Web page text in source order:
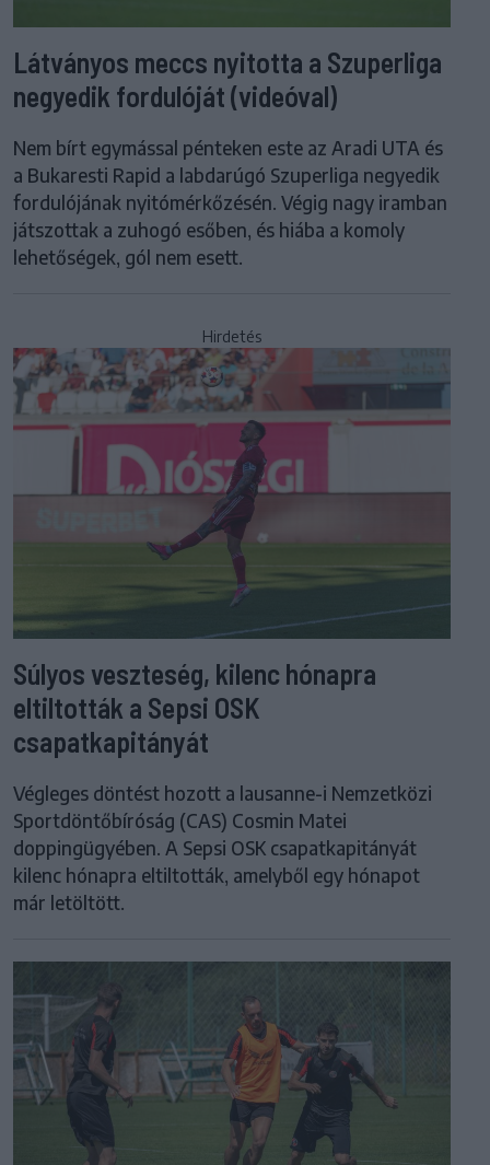
Látványos meccs nyitotta a Szuperliga
negyedik fordulóját (videóval)
Nem bírt egymással pénteken este az Aradi UTA és
a Bukaresti Rapid a labdarúgó Szuperliga negyedik
fordulójának nyitómérkőzésén. Végig nagy iramban
játszottak a zuhogó esőben, és hiába a komoly
lehetőségek, gól nem esett.
Hirdetés
Súlyos veszteség, kilenc hónapra
eltiltották a Sepsi OSK
csapatkapitányát
Végleges döntést hozott a lausanne-i Nemzetközi
Sportdöntőbíróság (CAS) Cosmin Matei
doppingügyében. A Sepsi OSK csapatkapitányát
kilenc hónapra eltiltották, amelyből egy hónapot
már letöltött.